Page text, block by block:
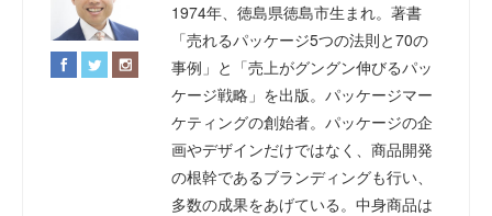
1974年、徳島県徳島市生まれ。著書
「売れるパッケージ5つの法則と70の
事例」と「売上がグングン伸びるパッ
ケージ戦略」を出版。パッケージマー
ケティングの創始者。パッケージの企
画やデザインだけではなく、商品開発
の根幹であるブランディングも行い、
多数の成果をあげている。中身商品は